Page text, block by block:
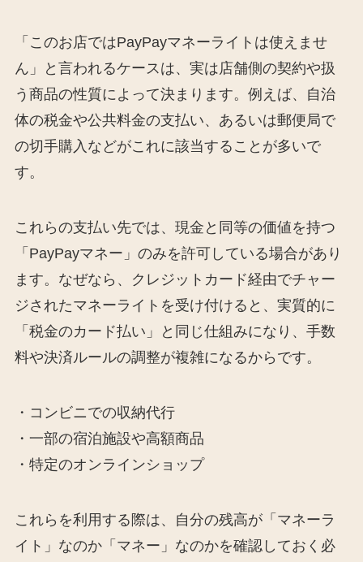
「このお店ではPayPayマネーライトは使えませ
ん」と言われるケースは、実は店舗側の契約や扱
う商品の性質によって決まります。例えば、自治
体の税金や公共料金の支払い、あるいは郵便局で
の切手購入などがこれに該当することが多いで
す。
これらの支払い先では、現金と同等の価値を持つ
「PayPayマネー」のみを許可している場合があり
ます。なぜなら、クレジットカード経由でチャー
ジされたマネーライトを受け付けると、実質的に
「税金のカード払い」と同じ仕組みになり、手数
料や決済ルールの調整が複雑になるからです。
・コンビニでの収納代行
・一部の宿泊施設や高額商品
・特定のオンラインショップ
これらを利用する際は、自分の残高が「マネーラ
イト」なのか「マネー」なのかを確認しておく必